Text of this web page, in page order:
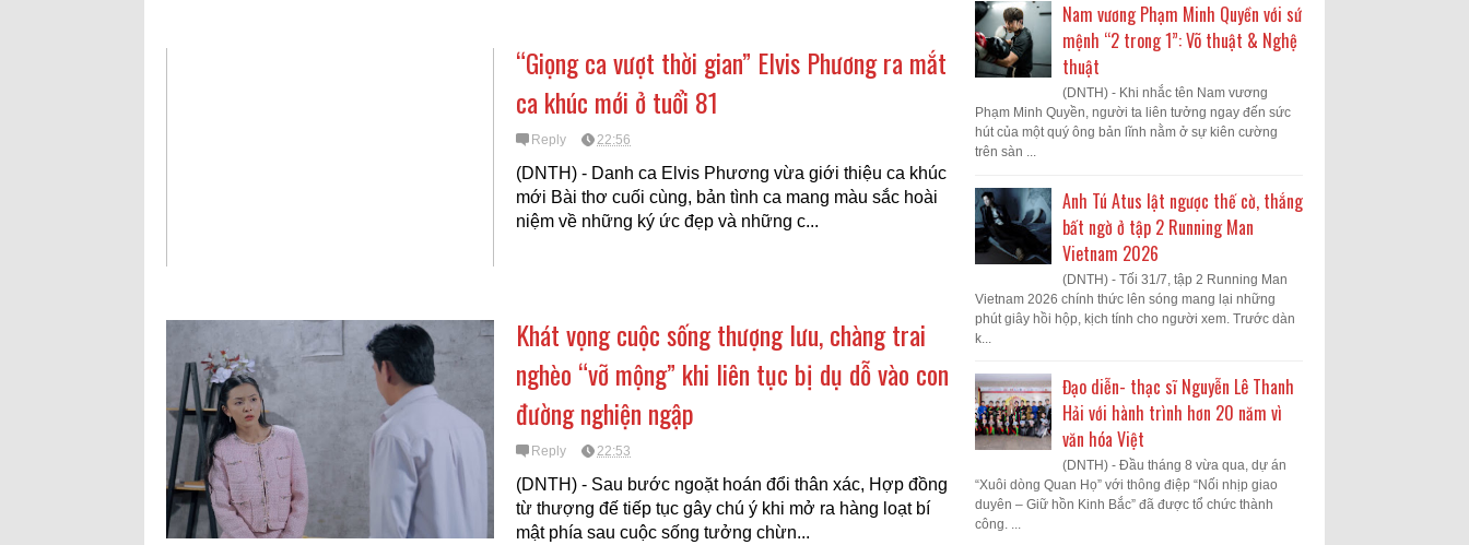
“Giọng ca vượt thời gian” Elvis Phương ra mắt
ca khúc mới ở tuổi 81
Reply 22:56
(DNTH) - Danh ca Elvis Phương vừa giới thiệu ca khúc
mới Bài thơ cuối cùng, bản tình ca mang màu sắc hoài
niệm về những ký ức đẹp và những c...
Khát vọng cuộc sống thượng lưu, chàng trai
nghèo “vỡ mộng” khi liên tục bị dụ dỗ vào con
đường nghiện ngập
Reply 22:53
(DNTH) - Sau bước ngoặt hoán đổi thân xác, Hợp đồng
từ thượng đế tiếp tục gây chú ý khi mở ra hàng loạt bí
mật phía sau cuộc sống tưởng chừn...
Nam vương Phạm Minh Quyền với sứ
mệnh “2 trong 1”: Võ thuật & Nghệ
thuật
(DNTH) - Khi nhắc tên Nam vương
Phạm Minh Quyền, người ta liên tưởng ngay đến sức
hút của một quý ông bản lĩnh nằm ở sự kiên cường
trên sàn ...
Anh Tú Atus lật ngược thế cờ, thắng
bất ngờ ở tập 2 Running Man
Vietnam 2026
(DNTH) - Tối 31/7, tập 2 Running Man
Vietnam 2026 chính thức lên sóng mang lại những
phút giây hồi hộp, kịch tính cho người xem. Trước dàn
k...
Đạo diễn- thạc sĩ Nguyễn Lê Thanh
Hải với hành trình hơn 20 năm vì
văn hóa Việt
(DNTH) - Đầu tháng 8 vừa qua, dự án
“Xuôi dòng Quan Họ” với thông điệp “Nối nhịp giao
duyên – Giữ hồn Kinh Bắc” đã được tổ chức thành
công. ...